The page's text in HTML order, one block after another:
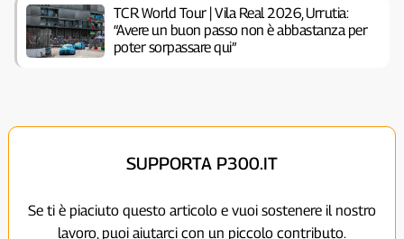
TCR World Tour | Vila Real 2026, Urrutia:
“Avere un buon passo non è abbastanza per
poter sorpassare qui”
SUPPORTA P300.IT
Se ti è piaciuto questo articolo e vuoi sostenere il nostro
lavoro, puoi aiutarci con un piccolo contributo.